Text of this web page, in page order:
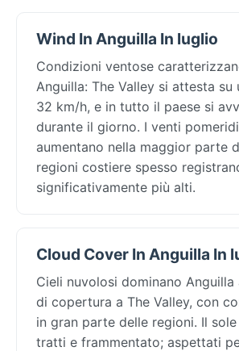
Wind In Anguilla In luglio
Condizioni ventose
Anguilla: The Valley si attesta su
32 km/h, e in tutto il paese si
durante il giorno. I venti
aumentano nella maggior parte
regioni costiere spesso
significativamente più alti.
Cloud Cover In Anguilla In
Cieli nuvolosi dominano
di copertura a The Valley, con
in gran parte delle regioni. Il
tratti e frammentato; aspettati